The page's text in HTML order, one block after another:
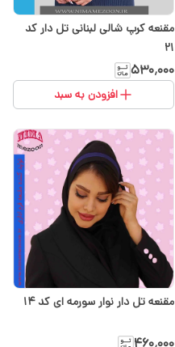
مقنعه کرپ شالی لبنانی تل دار کد
۲۱
۵۳۰٬۰۰۰
افزودن به سبد
مقنعه تل دار نوار سورمه ای کد ۱۴